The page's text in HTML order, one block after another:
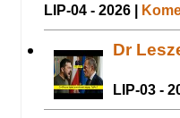
LIP-04 - 2026 |
Dr
LIP-03 -